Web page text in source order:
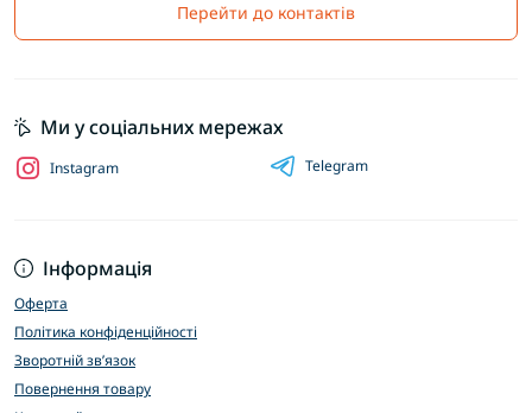
Перейти до контактів
Інформація
Оферта
Політика конфіденційності
Зворотній зв’язок
Повернення товару
Ми у соціальних мережах
Instagram Telegram